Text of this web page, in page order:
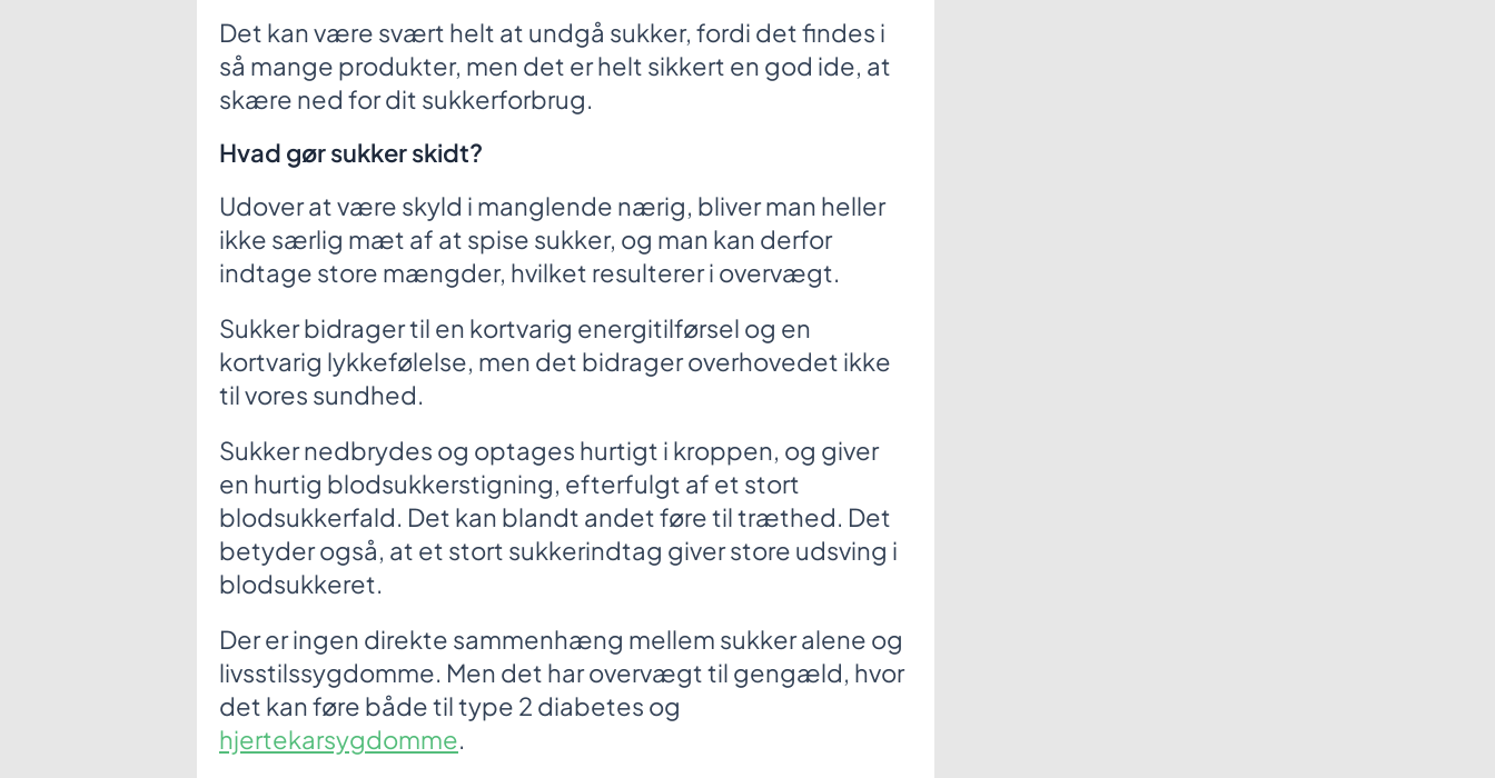
Det kan være svært helt at undgå sukker, fordi det findes i
så mange produkter, men det er helt sikkert en god ide, at
skære ned for dit sukkerforbrug.
Hvad gør sukker skidt?
Udover at være skyld i manglende nærig, bliver man heller
ikke særlig mæt af at spise sukker, og man kan derfor
indtage store mængder, hvilket resulterer i overvægt.
Sukker bidrager til en kortvarig energitilførsel og en
kortvarig lykkefølelse, men det bidrager overhovedet ikke
til vores sundhed.
Sukker nedbrydes og optages hurtigt i kroppen, og giver
en hurtig blodsukkerstigning, efterfulgt af et stort
blodsukkerfald. Det kan blandt andet føre til træthed. Det
betyder også, at et stort sukkerindtag giver store udsving i
blodsukkeret.
Der er ingen direkte sammenhæng mellem sukker alene og
livsstilssygdomme. Men det har overvægt til gengæld, hvor
det kan føre både til type 2 diabetes og
hjertekarsygdomme.